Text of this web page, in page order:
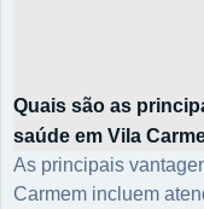
Quais são as
saúde em Vila
As principais
Carmem incluem